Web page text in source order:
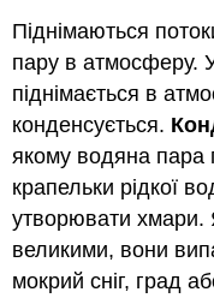
Піднімаються
пару в атмосферу.
піднімається в
конденсується.
якому водяна пара
крапельки рідкої
утворювати хмари.
великими, вони
мокрий сніг, град